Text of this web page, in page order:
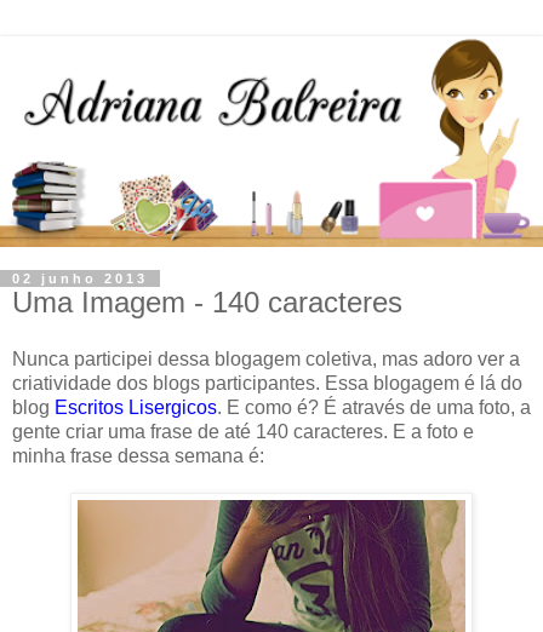
02 junho 2013
Uma Imagem - 140 caracteres
Nunca participei dessa blogagem coletiva, mas adoro ver a
criatividade dos blogs participantes. Essa blogagem é lá do
blog Escritos Lisergicos. E como é? É através de uma foto, a
gente criar uma frase de até 140 caracteres. E a foto e
minha frase dessa semana é: